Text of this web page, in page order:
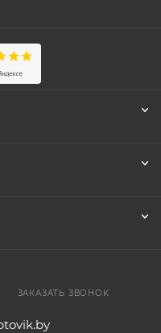
ЗАКАЗАТЬ ЗВОНОК